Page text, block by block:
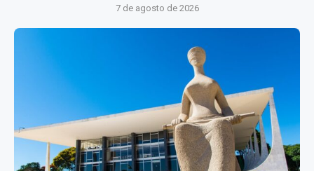
7 de agosto de 2026